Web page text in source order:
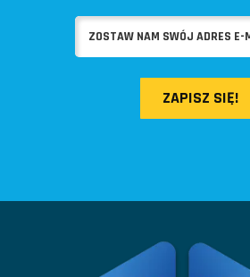
ZAPISZ SIĘ!